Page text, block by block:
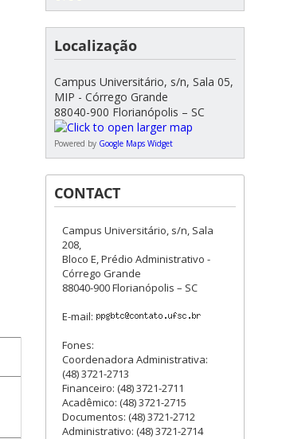
Localização
Campus Universitário, s/n, Sala 05,
MIP - Córrego Grande
88040-900 Florianópolis – SC
Powered by Google Maps Widget
CONTACT
Campus Universitário, s/n, Sala
208,
Bloco E, Prédio Administrativo -
Córrego Grande
88040-900 Florianópolis – SC
E-mail:
Fones:
Coordenadora Administrativa:
(48) 3721-2713
Financeiro: (48) 3721-2711
Acadêmico: (48) 3721-2715
Documentos: (48) 3721-2712
Administrativo: (48) 3721-2714